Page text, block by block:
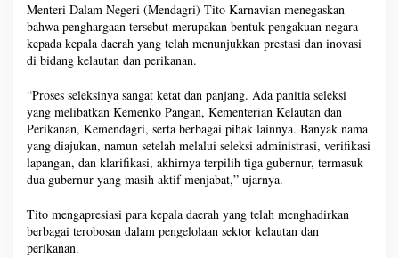
Menteri Dalam Negeri (Mendagri) Tito Karnavian menegaskan
bahwa penghargaan tersebut merupakan bentuk pengakuan negara
kepada kepala daerah yang telah menunjukkan prestasi dan inovasi
di bidang kelautan dan perikanan.
“Proses seleksinya sangat ketat dan panjang. Ada panitia seleksi
yang melibatkan Kemenko Pangan, Kementerian Kelautan dan
Perikanan, Kemendagri, serta berbagai pihak lainnya. Banyak nama
yang diajukan, namun setelah melalui seleksi administrasi, verifikasi
lapangan, dan klarifikasi, akhirnya terpilih tiga gubernur, termasuk
dua gubernur yang masih aktif menjabat,” ujarnya.
Tito mengapresiasi para kepala daerah yang telah menghadirkan
berbagai terobosan dalam pengelolaan sektor kelautan dan
perikanan.